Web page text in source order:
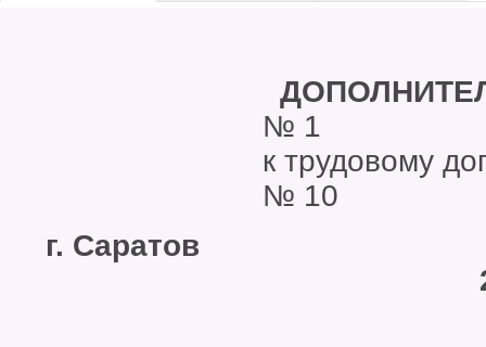
№ 1
к трудовому
№ 10
г.
22